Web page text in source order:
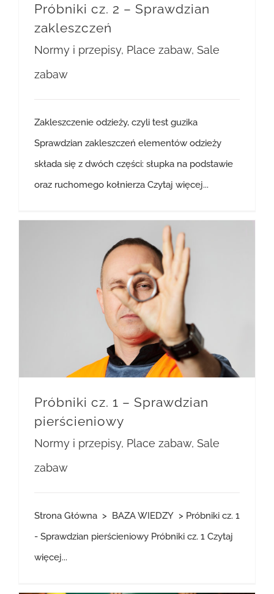
Próbniki cz. 2 – Sprawdzian
zakleszczeń
Normy i przepisy, Place zabaw, Sale
zabaw
Zakleszczenie odzieży, czyli test guzika
Sprawdzian zakleszczeń elementów odzieży
składa się z dwóch części: słupka na podstawie
oraz ruchomego kołnierza Czytaj więcej...
Próbniki cz. 1 – Sprawdzian
pierścieniowy
Normy i przepisy, Place zabaw, Sale
zabaw
Strona Główna > BAZA WIEDZY > Próbniki cz. 1
- Sprawdzian pierścieniowy Próbniki cz. 1 Czytaj
więcej...